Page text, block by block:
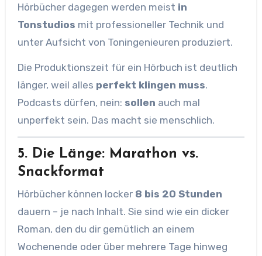
Hörbücher dagegen werden meist in
Tonstudios mit professioneller Technik und
unter Aufsicht von Toningenieuren produziert.
Die Produktionszeit für ein Hörbuch ist deutlich
länger, weil alles perfekt klingen muss.
Podcasts dürfen, nein: sollen auch mal
unperfekt sein. Das macht sie menschlich.
5. Die Länge: Marathon vs.
Snackformat
Hörbücher können locker 8 bis 20 Stunden
dauern – je nach Inhalt. Sie sind wie ein dicker
Roman, den du dir gemütlich an einem
Wochenende oder über mehrere Tage hinweg